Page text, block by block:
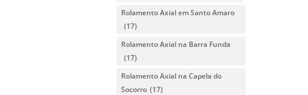
Rolamento Axial em Santo Amaro
(17)
Rolamento Axial na Barra Funda
(17)
Rolamento Axial na Capela do
Socorro (17)